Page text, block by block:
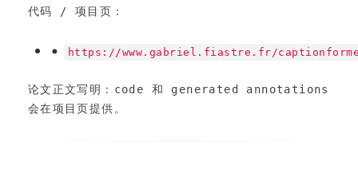
代码 / 项目页：
• https://www.gabriel.fiastre.fr/
论文正文写明：code 和 generated annotations
会在项目页提供。